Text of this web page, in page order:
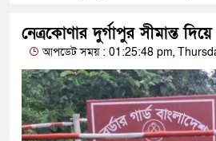
নেত্রকোণার দুর্গাপুর সীমান্ত
আপডেট সময় : 01:25:48 pm,